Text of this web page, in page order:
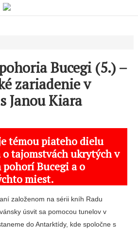
Bucegi (5.) –
zariadenie v
Janou Kiara
témou piateho dielu
tajomstvách ukrytých v
Bucegi a o
miest.
založenom na sérii kníh Radu
úsvit sa pomocou tunelov v
do Antarktídy, kde spoločne s